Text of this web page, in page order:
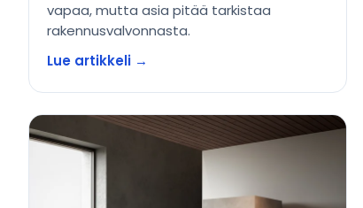
vapaa, mutta asia pitää tarkistaa
rakennusvalvonnasta.
Lue artikkeli →